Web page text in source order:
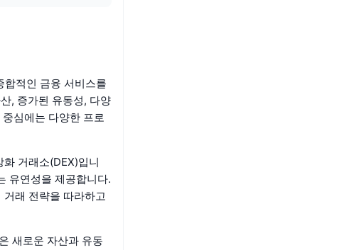
적인 금융 서비스를
, 증가된 유동성, 다양
심에는 다양한 프로
거래소(DEX)입니
유연성을 제공합니다.
래 전략을 따라하고
새로운 자산과 유동